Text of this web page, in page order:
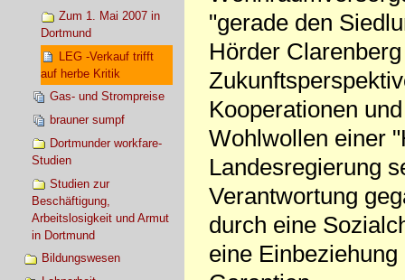
Zum 1. Mai 2007 in
Dortmund
LEG -Verkauf trifft
auf herbe Kritik
Gas- und Strompreise
brauner sumpf
Dortmunder workfare-
Studien
Studien zur
Beschäftigung,
Arbeitslosigkeit und Armut
in Dortmund
Bildungswesen
"gerade den
Hörder
Kooperationen
Wohlwollen einer
Landesregierung
Verantwortung
durch eine
eine